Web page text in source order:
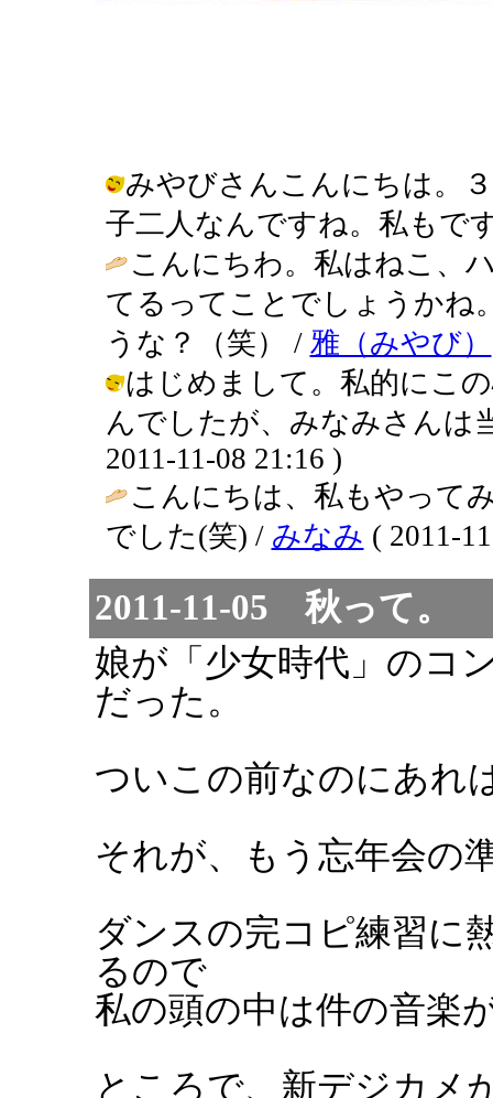
みやびさんこんにちは。
子二人なんですね。私もで
こんにちわ。私はねこ、
てるってことでしょうかね
うな？（笑） / 雅（みやび）
はじめまして。私的にこ
んでしたが、みなみさんは
2011-11-08 21:16 )
こんにちは、私もやって
でした(笑) / みなみ ( 2011-
2011-11-05 秋って。
娘が「少女時代」のコ
だった。
ついこの前なのにあれ
それが、もう忘年会の
ダンスの完コピ練習に
るので
私の頭の中は件の音楽
ところで、新デジカメ